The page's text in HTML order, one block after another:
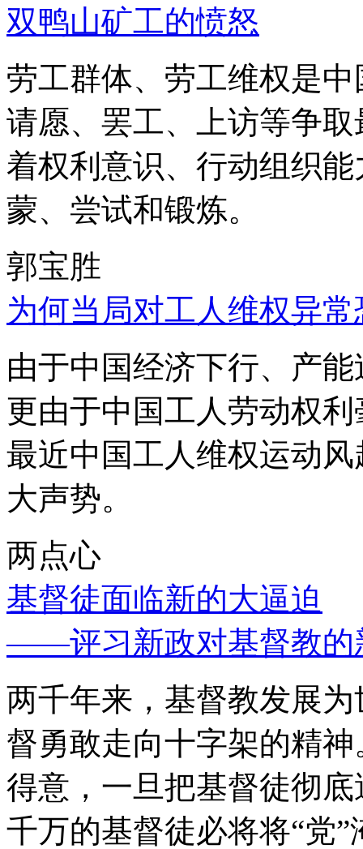
双鸭山矿工的愤怒
劳工群体、劳工维权是
请愿、罢工、上访等争
着权利意识、行动组织
蒙、尝试和锻炼。
郭宝胜
为何当局对工人维权异
由于中国经济下行、产
更由于中国工人劳动权
最近中国工人维权运动
大声势。
两点心
基督徒面临新的大逼迫
——评习新政对基督教的
两千年来，基督教发展
督勇敢走向十字架的精
得意，一旦把基督徒彻
千万的基督徒必将将“党”